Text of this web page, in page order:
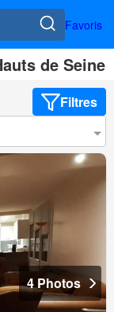
Favoris
de Seine
Filtres
4 Photos